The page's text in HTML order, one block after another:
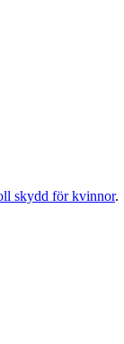
skydd för kvinnor.